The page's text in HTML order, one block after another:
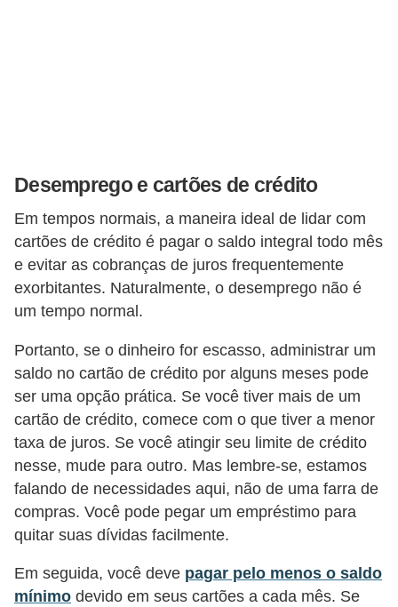
Desemprego e cartões de crédito
Em tempos normais, a maneira ideal de lidar com
cartões de crédito é pagar o saldo integral todo mês
e evitar as cobranças de juros frequentemente
exorbitantes. Naturalmente, o desemprego não é
um tempo normal.
Portanto, se o dinheiro for escasso, administrar um
saldo no cartão de crédito por alguns meses pode
ser uma opção prática. Se você tiver mais de um
cartão de crédito, comece com o que tiver a menor
taxa de juros. Se você atingir seu limite de crédito
nesse, mude para outro. Mas lembre-se, estamos
falando de necessidades aqui, não de uma farra de
compras. Você pode pegar um empréstimo para
quitar suas dívidas facilmente.
Em seguida, você deve pagar pelo menos o saldo
mínimo devido em seus cartões a cada mês. Se
e
c
r
é
d
t
o
e
d
é
b
i
t
o